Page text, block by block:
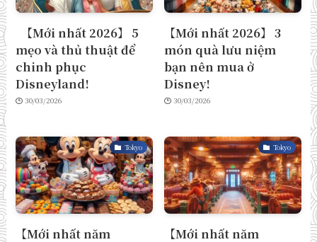
【Mới nhất 2026】 5
mẹo và thủ thuật để
chinh phục
Disneyland!
30/03/2026
【Mới nhất 2026】 3
món quà lưu niệm
bạn nên mua ở
Disney!
30/03/2026
Tokyo
【Mới nhất năm
Tokyo
【Mới nhất năm